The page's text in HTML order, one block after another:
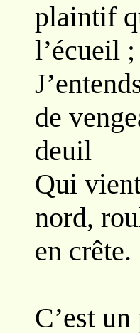
plaintif
l’écueil ;
de
deuil
Qui
nord,
en crête.
C’est